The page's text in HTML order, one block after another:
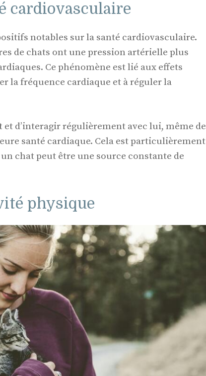
cardiovasculaire
notables sur la santé cardiovasculaire.
de chats ont une pression artérielle plus
Ce phénomène est lié aux effets
la fréquence cardiaque et à réguler la
et d’interagir régulièrement avec lui, même de
santé cardiaque. Cela est particulièrement
chat peut être une source constante de
physique